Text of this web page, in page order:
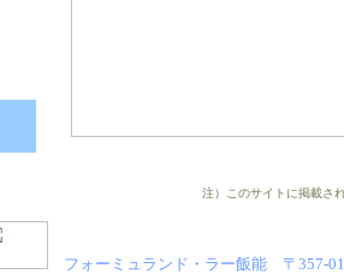
注）このサイトに掲載さ
フォーミュランド・ラー飯能 〒357-